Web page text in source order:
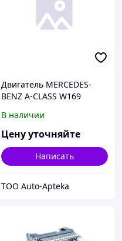
Двигатель MERCEDES-
BENZ A-CLASS W169
В наличии
Цену уточняйте
Написать
ТОО Auto-Apteka